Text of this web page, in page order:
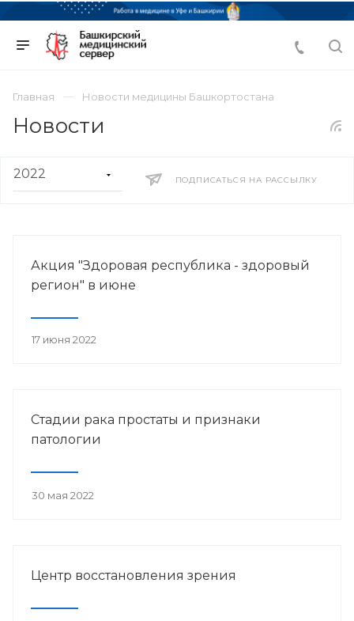
Главная Новости медицины Башкортостана
Новости
ПОДПИСАТЬСЯ НА РАССЫЛКУ
Акция "Здоровая республика - здоровый
регион" в июне
17 июня 2022
Стадии рака простаты и признаки
патологии
30 мая 2022
Центр восстановления зрения